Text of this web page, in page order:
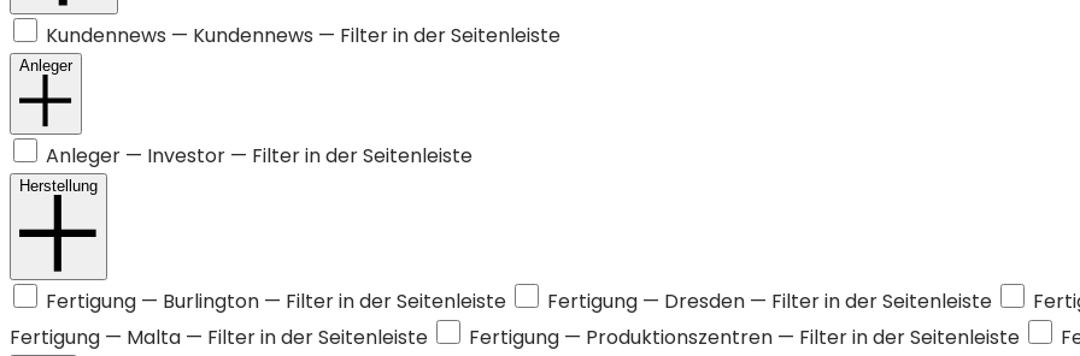
Kundennews — Kundennews — Filter in der Seitenleiste
Anleger
Anleger — Investor — Filter in der Seitenleiste
Herstellung
Fertigung — Burlington — Filter in der Seitenleiste Fertigung — Dresden — Filter in der Seitenleiste
Fertigung — Malta — Filter in der Seitenleiste Fertigung — Produktionszentren — Filter in der Seitenleiste